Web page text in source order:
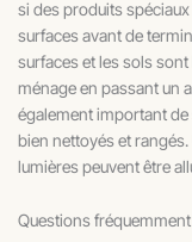
si des produits
surfaces avant de
surfaces et les sols
ménage en passant un
également important de
bien nettoyés et
lumières peuvent être
Questions